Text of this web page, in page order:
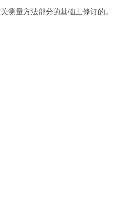
测量方法部分的基础上修订的。